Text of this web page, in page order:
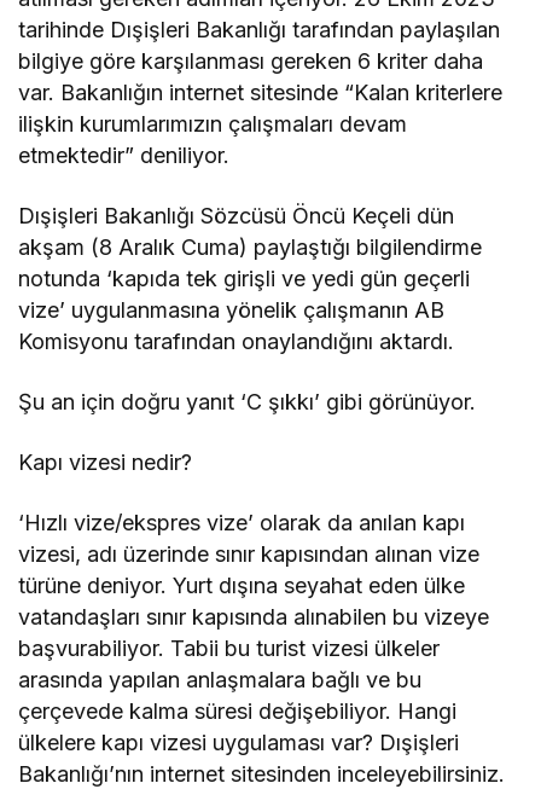
tarihinde Dışişleri Bakanlığı tarafından paylaşılan
bilgiye göre karşılanması gereken 6 kriter daha
var. Bakanlığın internet sitesinde “Kalan kriterlere
ilişkin kurumlarımızın çalışmaları devam
etmektedir” deniliyor.
Dışişleri Bakanlığı Sözcüsü Öncü Keçeli dün
akşam (8 Aralık Cuma) paylaştığı bilgilendirme
notunda ‘kapıda tek girişli ve yedi gün geçerli
vize’ uygulanmasına yönelik çalışmanın AB
Komisyonu tarafından onaylandığını aktardı.
Şu an için doğru yanıt ‘C şıkkı’ gibi görünüyor.
Kapı vizesi nedir?
‘Hızlı vize/ekspres vize’ olarak da anılan kapı
vizesi, adı üzerinde sınır kapısından alınan vize
türüne deniyor. Yurt dışına seyahat eden ülke
vatandaşları sınır kapısında alınabilen bu vizeye
başvurabiliyor. Tabii bu turist vizesi ülkeler
arasında yapılan anlaşmalara bağlı ve bu
çerçevede kalma süresi değişebiliyor. Hangi
ülkelere kapı vizesi uygulaması var? Dışişleri
Bakanlığı’nın internet sitesinden inceleyebilirsiniz.